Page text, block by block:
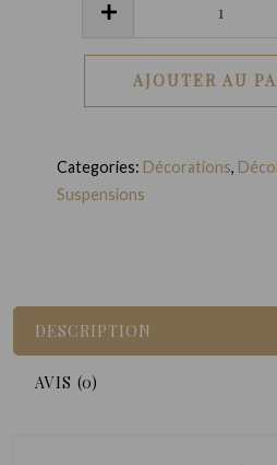
AJOUTER AU
Categories: Décorations,
Suspensions
DESCRIPTION
AVIS (0)